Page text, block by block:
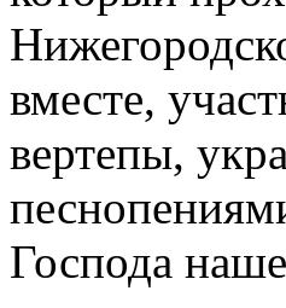
вместе,
вертепы,
Господа